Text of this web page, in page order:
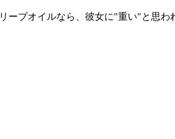
ブオイルなら、彼女に"重い"と思わ